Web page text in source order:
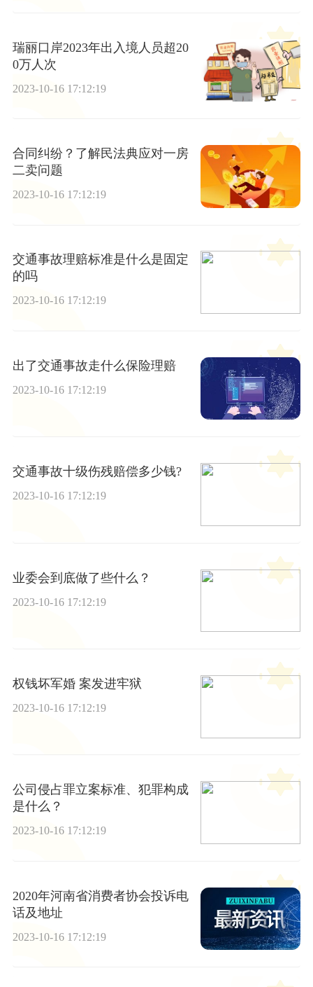
瑞丽口岸2023年出入境人员超20
0万人次
2023-10-16 17:12:19
合同纠纷？了解民法典应对一房
二卖问题
2023-10-16 17:12:19
交通事故理赔标准是什么是固定
的吗
2023-10-16 17:12:19
出了交通事故走什么保险理赔
2023-10-16 17:12:19
交通事故十级伤残赔偿多少钱?
2023-10-16 17:12:19
业委会到底做了些什么？
2023-10-16 17:12:19
权钱坏军婚 案发进牢狱
2023-10-16 17:12:19
公司侵占罪立案标准、犯罪构成
是什么？
2023-10-16 17:12:19
2020年河南省消费者协会投诉电
话及地址
2023-10-16 17:12:19